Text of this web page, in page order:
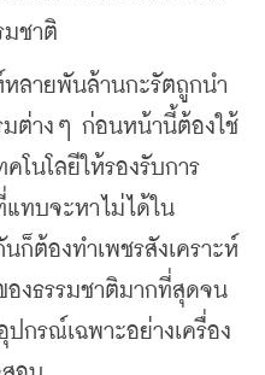
มชาติ
ายพันล้านกะรัตถูกนำ
มต่างๆ ก่อนหน้านี้ต้องใช้
โนโลยีให้รองรับการ
ทบจะหาไม่ได้ใน
ก็ต้องทำเพชรสังเคราะห์
องธรรมชาติมากที่สุดจน
กรณ์เฉพาะอย่างเครื่อง